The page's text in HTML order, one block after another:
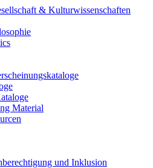
& Kulturwissenschaften
Material
und Inklusion